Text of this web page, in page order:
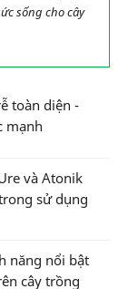
sống cho cây
toàn diện -
mạnh
và Atonik
sử dụng
năng nổi bật
cây trồng